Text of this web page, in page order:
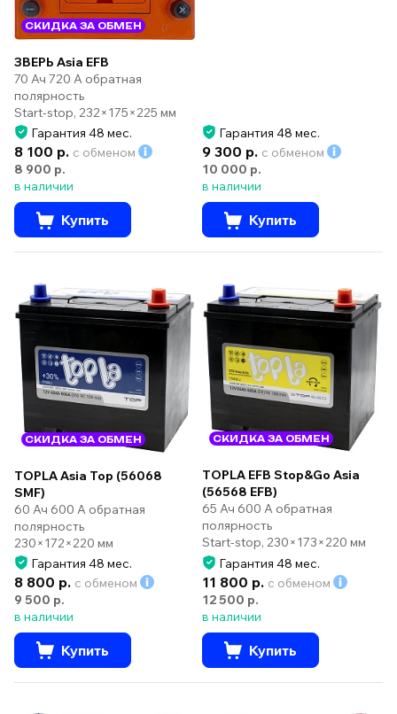
СКИДКА ЗА ОБМЕН
ЗВЕРЬ Asia EFB
70 Ач 720 А обратная
полярность
Start-stop, 232×175×225 мм
Гарантия 48 мес.
8 100 р. с обменом
8 900 р.
в наличии
Купить
Гарантия 48 мес.
9 300 р. с обменом
10 000 р.
в наличии
Купить
СКИДКА ЗА ОБМЕН
TOPLA Asia Top (56068
SMF)
60 Ач 600 А обратная
полярность
230×172×220 мм
Гарантия 48 мес.
8 800 р. с обменом
9 500 р.
в наличии
Купить
СКИДКА ЗА ОБМЕН
TOPLA EFB Stop&Go Asia
(56568 EFB)
65 Ач 600 А обратная
полярность
Start-stop, 230×173×220 мм
Гарантия 48 мес.
11 800 р. с обменом
12 500 р.
в наличии
Купить